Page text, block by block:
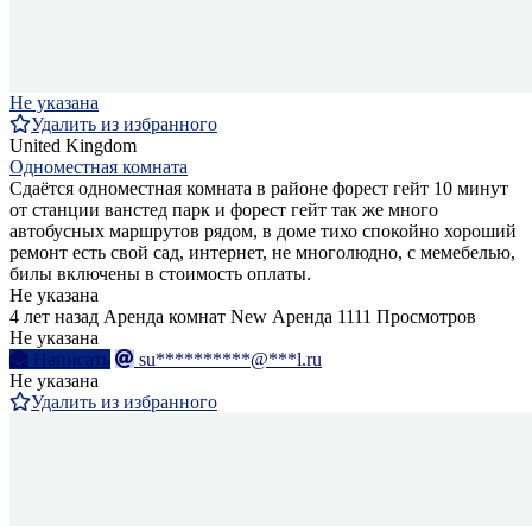
Не указана
Удалить из избранного
United Kingdom
Одноместная комната
Сдаётся одноместная комната в районе форест гейт 10 минут
от станции ванстед парк и форест гейт так же много
автобусных маршрутов рядом, в доме тихо спокойно хороший
ремонт есть свой сад, интернет, не многолюдно, с мемебелью,
билы включены в стоимость оплаты.
Не указана
4 лет назад Аренда комнат New Аренда 1111 Просмотров
Не указана
Написать
su**********@***l.ru
Не указана
Удалить из избранного